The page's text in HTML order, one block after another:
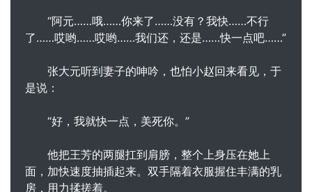
“阿元……哦……你来了……没有？我快……不行
了……哎哟……哎哟……我们还，还是……快一点吧……”
张大元听到妻子的呻吟，也怕小赵回来看见，于
是说：
“好，我就快一点，美死你。”
他把王芳的两腿扛到肩膀，整个上身压在她上
面，加快速度抽插起来。双手隔着衣服握住丰满的乳
房，用力揉搓着。